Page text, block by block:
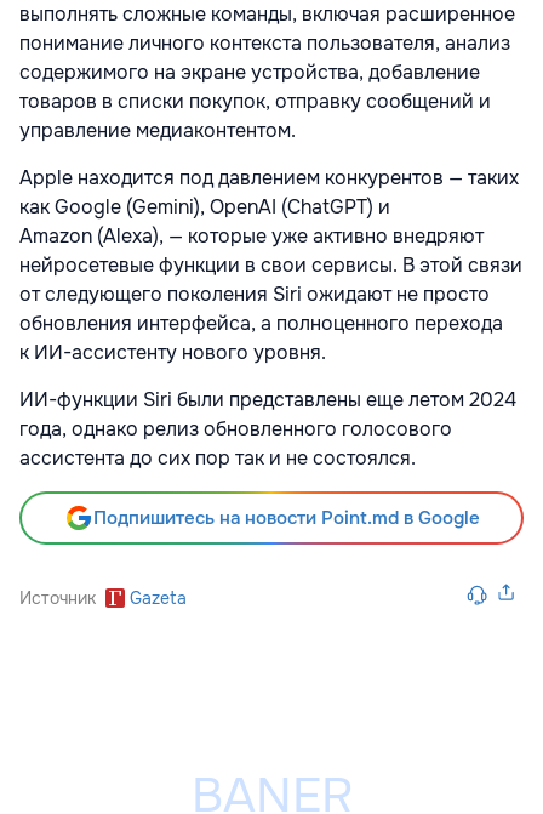
выполнять сложные команды, включая расширенное
понимание личного контекста пользователя, анализ
содержимого на экране устройства, добавление
товаров в списки покупок, отправку сообщений и
управление медиаконтентом.
Apple находится под давлением конкурентов — таких
как Google (Gemini), OpenAI (ChatGPT) и
Amazon (Alexa), — которые уже активно внедряют
нейросетевые функции в свои сервисы. В этой связи
от следующего поколения Siri ожидают не просто
обновления интерфейса, а полноценного перехода
к ИИ-ассистенту нового уровня.
ИИ-функции Siri были представлены еще летом 2024
года, однако релиз обновленного голосового
ассистента до сих пор так и не состоялся.
Подпишитесь на новости Point.md в Google
Источник Gazeta